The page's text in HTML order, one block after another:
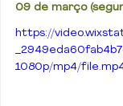
09 de março
https://
1080p/mp4/